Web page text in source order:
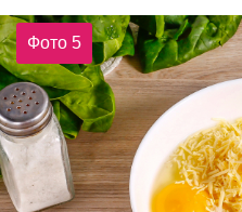
Фото 5